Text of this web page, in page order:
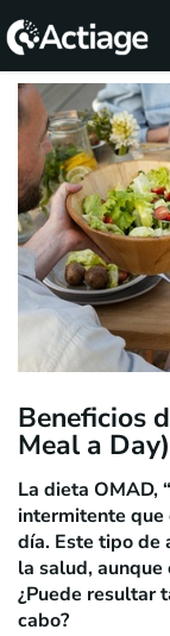
SHOP
TRATAMIENTOS
CONSULTA
CONOCE
ACTIAGE
RECURSOS
Beneficios
Meal a Day)
La dieta OMAD,
intermitente que
día. Este tipo de
la salud,
¿Puede resultar
cabo?